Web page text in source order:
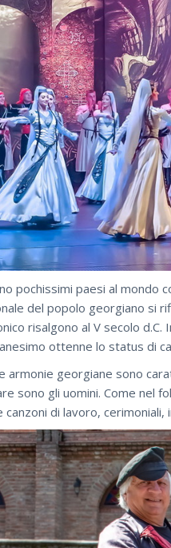
pochissimi paesi al mondo
del popolo georgiano si
risalgono al V secolo
ottenne lo status di
armonie georgiane sono
sono gli uomini. Come nel
canzoni di lavoro, cerimoniali,